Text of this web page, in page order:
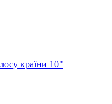
країни 10"